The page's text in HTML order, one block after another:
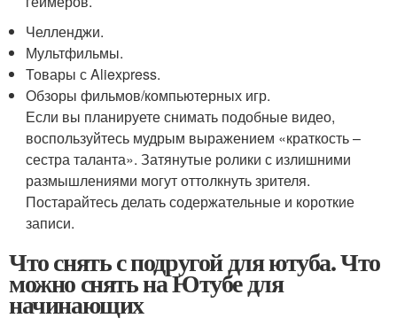
Челленджи.
Мультфильмы.
Товары с Aliexpress.
Обзоры фильмов/компьютерных игр.
Если вы планируете снимать подобные видео,
воспользуйтесь мудрым выражением «краткость –
сестра таланта». Затянутые ролики с излишними
размышлениями могут оттолкнуть зрителя.
Постарайтесь делать содержательные и короткие
записи.
Что снять с подругой для ютуба. Что
можно снять на Ютубе для
начинающих